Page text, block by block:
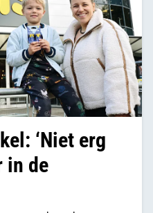
‘Niet erg
in de